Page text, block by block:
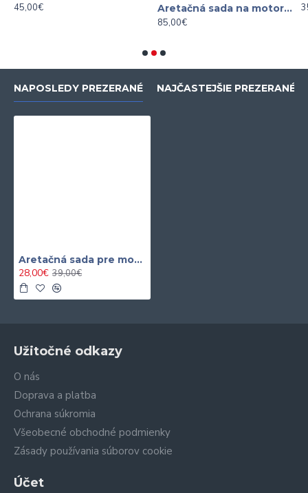
45,00€
Aretačná sada na motory AUDI VW 2.9 3.0 TFSI EA839
85,00€
NAPOSLEDY PREZERANÉ NAJČASTEJŠIE PREZERANÉ
Aretačná sada pre motory FIAT, ALFA ROMEO, LANCIA 1.2 16V, 1.4 16V, T-JETV SATRA
28,00€ 39,00€
Užitočné odkazy
O nás
Doprava a platba
Ochrana súkromia
Všeobecné obchodné podmienky
Zásady používania súborov cookie
Účet